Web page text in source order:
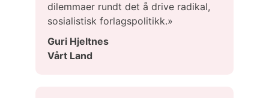
dilemmaer rundt det å drive radikal,
sosialistisk forlagspolitikk.»
Guri Hjeltnes
Vårt Land